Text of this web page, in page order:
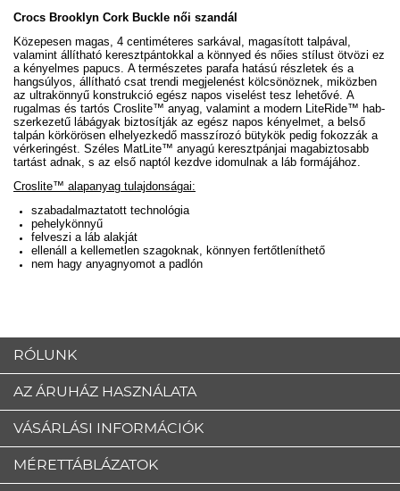
Crocs Brooklyn Cork Buckle női szandál
Közepesen magas, 4 centiméteres sarkával, magasított talpával,
valamint állítható keresztpántokkal a könnyed és nőies stílust ötvözi ez
a kényelmes papucs. A természetes parafa hatású részletek és a
hangsúlyos, állítható csat trendi megjelenést kölcsönöznek, miközben
az ultrakönnyű konstrukció egész napos viselést tesz lehetővé. A
rugalmas és tartós Croslite™ anyag, valamint a modern LiteRide™ hab-
szerkezetű lábágyak biztosítják az egész napos kényelmet, a belső
talpán körkörösen elhelyezkedő masszírozó bütykök pedig fokozzák a
vérkeringést. Széles MatLite™ anyagú keresztpánjai magabiztosabb
tartást adnak, s az első naptól kezdve idomulnak a láb formájához.
Croslite™ alapanyag tulajdonságai:
szabadalmaztatott technológia
pehelykönnyű
felveszi a láb alakját
ellenáll a kellemetlen szagoknak, könnyen fertőtleníthető
nem hagy anyagnyomot a padlón
RÓLUNK
AZ ÁRUHÁZ HASZNÁLATA
VÁSÁRLÁSI INFORMÁCIÓK
MÉRETTÁBLÁZATOK